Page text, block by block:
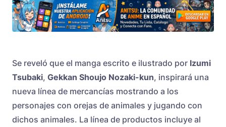
Se reveló que el manga escrito e ilustrado por Izumi
Tsubaki, Gekkan Shoujo Nozaki-kun, inspirará una
nueva línea de mercancías mostrando a los
personajes con orejas de animales y jugando con
dichos animales. La línea de productos incluye al